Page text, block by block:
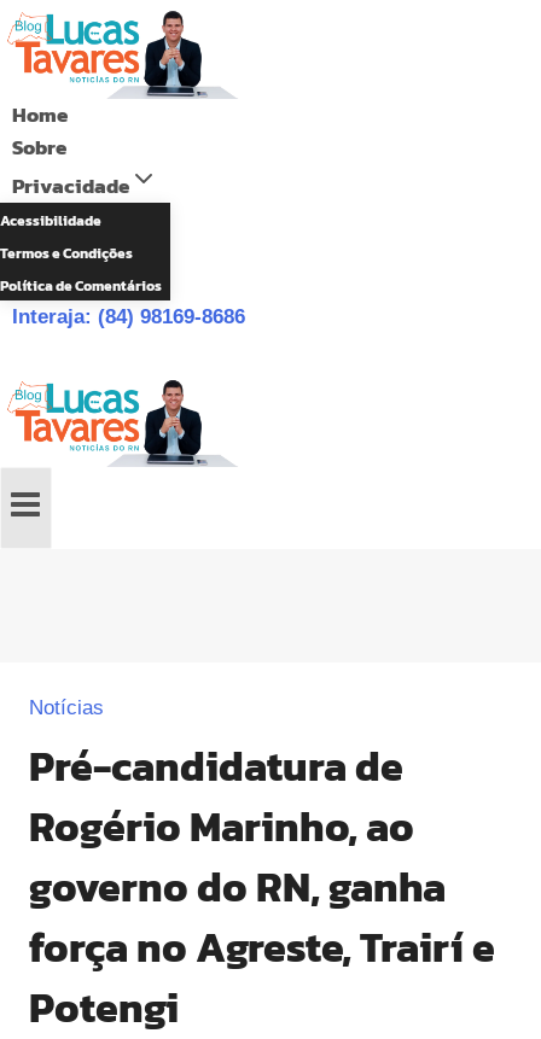
Pular
para
Conteúdo
Home
Sobre
Privacidade
Acessibilidade
Termos e Condições
Política de Comentários
Interaja: (84) 98169-8686
Notícias
Pré-candidatura de
Rogério Marinho, ao
governo do RN, ganha
força no Agreste, Trairí e
Potengi